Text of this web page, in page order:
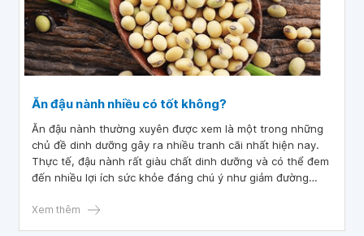
Ăn đậu nành nhiều có tốt không?
Ăn đậu nành thường xuyên được xem là một trong những
chủ đề dinh dưỡng gây ra nhiều tranh cãi nhất hiện nay.
Thực tế, đậu nành rất giàu chất dinh dưỡng và có thể đem
đến nhiều lợi ích sức khỏe đáng chú ý như giảm đường
kinh và các nguy cơ gây ung thư. Tuy nhiên, cũng có một
Xem thêm